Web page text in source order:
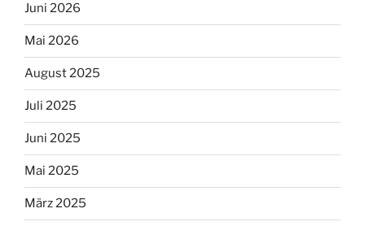
Juni 2026
Mai 2026
August 2025
Juli 2025
Juni 2025
Mai 2025
März 2025